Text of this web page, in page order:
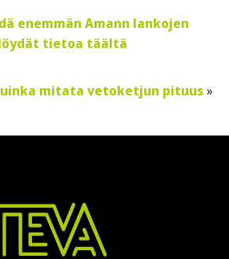
enemmän Amann lankojen
tietoa täältä
mitata vetoketjun pituus